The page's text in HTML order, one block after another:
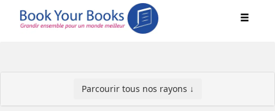
Parcourir tous nos rayons ↓